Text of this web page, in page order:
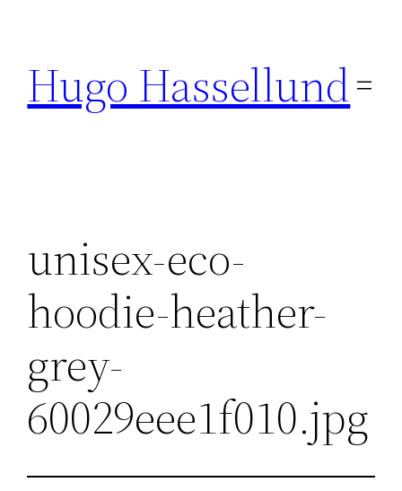
innehåll
Hugo Hassellund
unisex-eco-
hoodie-heather-
grey-
60029eee1f010.jpg